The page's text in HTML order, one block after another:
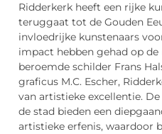
Ridderkerk heeft een rijke
teruggaat tot de Gouden
invloedrijke kunstenaars
impact hebben gehad op de
beroemde schilder Frans
graficus M.C. Escher,
van artistieke excellentie.
de stad bieden een
artistieke erfenis, waardoor